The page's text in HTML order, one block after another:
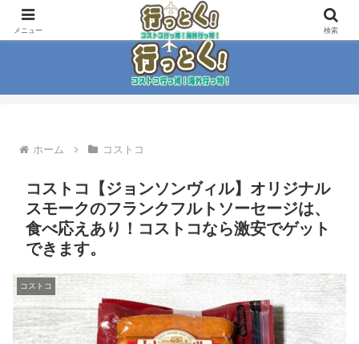
コストコ大好き家族がイチ押商品紹介！！
ホーム コストコ
コストコ【ジョンソンヴィル】オリジナル
スモークのフランクフルトソーセージは、
食べ応えあり！コストコなら激安でゲット
できます。
コストコ
メニュー 検索